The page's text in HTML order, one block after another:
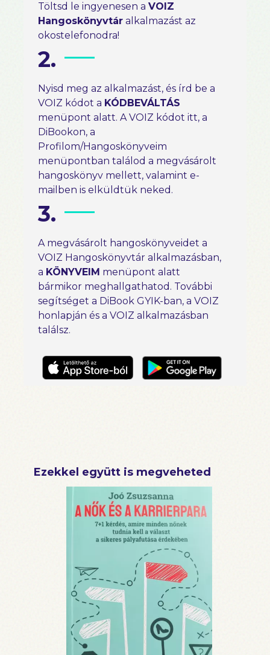
Töltsd le ingyenesen a VOIZ
Hangoskönyvtár alkalmazást az
okostelefonodra!
2.
Nyisd meg az alkalmazást, és írd be a
VOIZ kódot a KÓDBEVÁLTÁS
menüpont alatt. A VOIZ kódot itt, a
DiBookon, a
Profilom/Hangoskönyveim
menüpontban találod a megvásárolt
hangoskönyv mellett, valamint e-
mailben is elküldtük neked.
3.
A megvásárolt hangoskönyveidet a
VOIZ Hangoskönyvtár alkalmazásban,
a KÖNYVEIM menüpont alatt
bármikor meghallgathatod. További
segítséget a DiBook GYIK-ban, a VOIZ
honlapján és a VOIZ alkalmazásban
találsz.
Ezekkel együtt is megveheted